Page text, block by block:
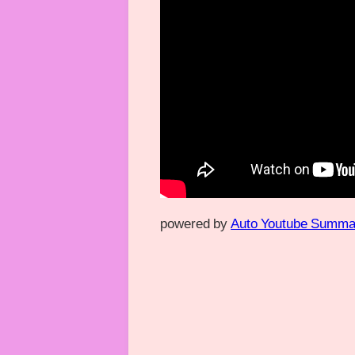
powered byAuto Youtube